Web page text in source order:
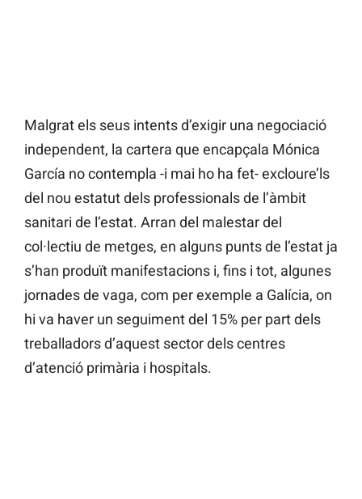
Malgrat els seus intents d’exigir una negociació
independent, la cartera que encapçala Mónica
García no contempla -i mai ho ha fet- excloure’ls
del nou estatut dels professionals de l’àmbit
sanitari de l’estat. Arran del malestar del
col·lectiu de metges, en alguns punts de l’estat ja
s’han produït manifestacions i, fins i tot, algunes
jornades de vaga, com per exemple a Galícia, on
hi va haver un seguiment del 15% per part dels
treballadors d’aquest sector dels centres
d’atenció primària i hospitals.